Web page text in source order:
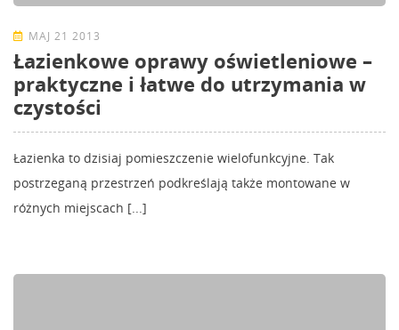
MAJ 21 2013
Łazienkowe oprawy oświetleniowe –
praktyczne i łatwe do utrzymania w
czystości
Łazienka to dzisiaj pomieszczenie wielofunkcyjne. Tak
postrzeganą przestrzeń podkreślają także montowane w
różnych miejscach [...]